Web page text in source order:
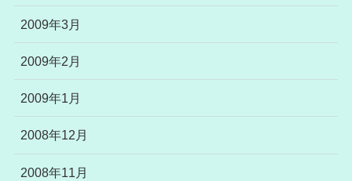
2009年3月
2009年2月
2009年1月
2008年12月
2008年11月